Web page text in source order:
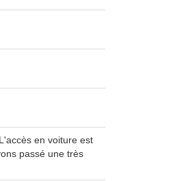
en voiture est
passé une très